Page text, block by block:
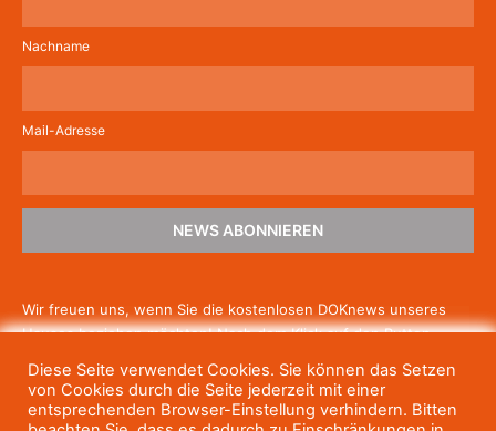
Nachname
Mail-Adresse
NEWS ABONNIEREN
Wir freuen uns, wenn Sie die kostenlosen DOKnews unseres
Hauses beziehen möchten! Nach dem Klick auf den Button
um die Newsletter-Anmeldung abzuschließen. Wenn Sie unsere
Gratis-News irgendwann nicht mehr erhalten wollen, können
Diese Seite verwendet Cookies. Sie können das Setzen
von Cookies durch die Seite jederzeit mit einer
entsprechenden Browser-Einstellung verhindern. Bitten